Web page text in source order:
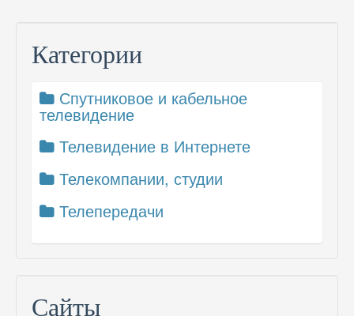
Категории
Спутниковое и кабельное
телевидение
Телевидение в Интернете
Телекомпании, студии
Телепередачи
Сайты